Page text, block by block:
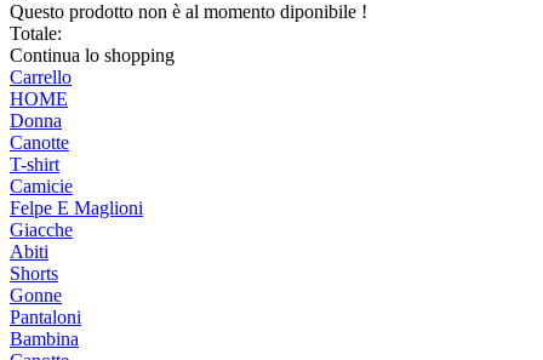
Questo prodotto non è al momento diponibile !
Totale:
Continua lo shopping
Carrello
HOME
Donna
Canotte
T-shirt
Camicie
Felpe E Maglioni
Giacche
Abiti
Shorts
Gonne
Pantaloni
Bambina